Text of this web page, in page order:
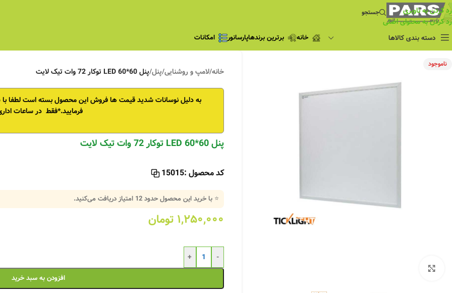
رد کردن به ناوبری
رد کردن به محتوای اصلی
جستجو
دسته بندی کالاها
چراغ اضطراری و
چراغ استادیومی
خانه برترین برندهاپارسانور امکانات
ناموجود
خانه/لامپ و روشنایی/پنل/پنل 60*60 LED توکار 72 وات تیک لایت
به دلیل نوسانات شدید قیمت ها فروش این محصول بسته استلطفا
فرمایید.*فقط در ساعات
پنل 60*60 LED توکار 72 وات تیک لایت
کد محصول :15015
⭐ با خرید این محصول حدود12 امتیاز دریافت می‌کنید.
۱,۲۵۰,۰۰۰ تومان
-
+
افزودن به سبد خرید